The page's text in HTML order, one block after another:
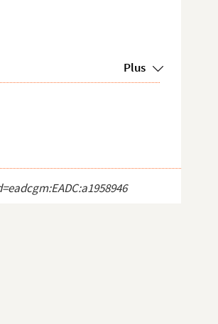
Plus